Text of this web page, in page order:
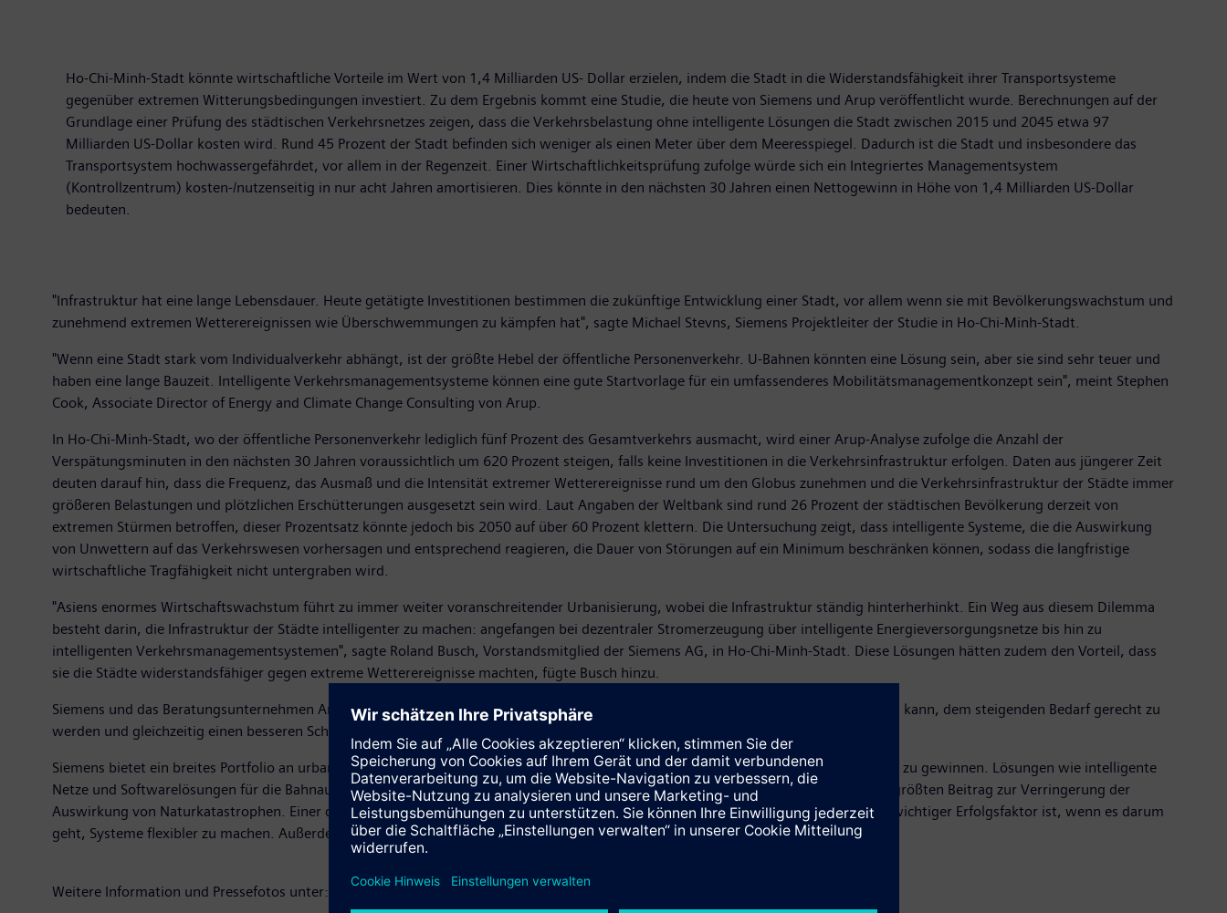
Ho-Chi-Minh-Stadt könnte wirtschaftliche Vorteile im Wert von 1,4 Milliarden US- Dollar erzielen, indem die Stadt in die Widerstandsfähigkeit ihrer Transportsysteme
gegenüber extremen Witterungsbedingungen investiert. Zu dem Ergebnis kommt eine Studie, die heute von Siemens und Arup veröffentlicht wurde. Berechnungen auf der
Grundlage einer Prüfung des städtischen Verkehrsnetzes zeigen, dass die Verkehrsbelastung ohne intelligente Lösungen die Stadt zwischen 2015 und 2045 etwa 97
Milliarden US-Dollar kosten wird. Rund 45 Prozent der Stadt befinden sich weniger als einen Meter über dem Meeresspiegel. Dadurch ist die Stadt und insbesondere das
Transportsystem hochwassergefährdet, vor allem in der Regenzeit. Einer Wirtschaftlichkeitsprüfung zufolge würde sich ein Integriertes Managementsystem
(Kontrollzentrum) kosten-/nutzenseitig in nur acht Jahren amortisieren. Dies könnte in den nächsten 30 Jahren einen Nettogewinn in Höhe von 1,4 Milliarden US-Dollar
bedeuten.
"Infrastruktur hat eine lange Lebensdauer. Heute getätigte Investitionen bestimmen die zukünftige Entwicklung einer Stadt, vor allem wenn sie mit Bevölkerungswachstum und
zunehmend extremen Wetterereignissen wie Überschwemmungen zu kämpfen hat", sagte Michael Stevns, Siemens Projektleiter der Studie in Ho-Chi-Minh-Stadt.
"Wenn eine Stadt stark vom Individualverkehr abhängt, ist der größte Hebel der öffentliche Personenverkehr. U-Bahnen könnten eine Lösung sein, aber sie sind sehr teuer und
haben eine lange Bauzeit. Intelligente Verkehrsmanagementsysteme können eine gute Startvorlage für ein umfassenderes Mobilitätsmanagementkonzept sein", meint Stephen
Cook, Associate Director of Energy and Climate Change Consulting von Arup.
In Ho-Chi-Minh-Stadt, wo der öffentliche Personenverkehr lediglich fünf Prozent des Gesamtverkehrs ausmacht, wird einer Arup-Analyse zufolge die Anzahl der
Verspätungsminuten in den nächsten 30 Jahren voraussichtlich um 620 Prozent steigen, falls keine Investitionen in die Verkehrsinfrastruktur erfolgen. Daten aus jüngerer Zeit
deuten darauf hin, dass die Frequenz, das Ausmaß und die Intensität extremer Wetterereignisse rund um den Globus zunehmen und die Verkehrsinfrastruktur der Städte immer
größeren Belastungen und plötzlichen Erschütterungen ausgesetzt sein wird. Laut Angaben der Weltbank sind rund 26 Prozent der städtischen Bevölkerung derzeit von
extremen Stürmen betroffen, dieser Prozentsatz könnte jedoch bis 2050 auf über 60 Prozent klettern. Die Untersuchung zeigt, dass intelligente Systeme, die die Auswirkung
von Unwettern auf das Verkehrswesen vorhersagen und entsprechend reagieren, die Dauer von Störungen auf ein Minimum beschränken können, sodass die langfristige
wirtschaftliche Tragfähigkeit nicht untergraben wird.
"Asiens enormes Wirtschaftswachstum führt zu immer weiter voranschreitender Urbanisierung, wobei die Infrastruktur ständig hinterherhinkt. Ein Weg aus diesem Dilemma
besteht darin, die Infrastruktur der Städte intelligenter zu machen: angefangen bei dezentraler Stromerzeugung über intelligente Energieversorgungsnetze bis hin zu
intelligenten Verkehrsmanagementsystemen", sagte Roland Busch, Vorstandsmitglied der Siemens AG, in Ho-Chi-Minh-Stadt. Diese Lösungen hätten zudem den Vorteil, dass
sie die Städte widerstandsfähiger gegen extreme Wetterereignisse machten, fügte Busch hinzu.
Siemens und das Beratungsunternehmen Arup wollten mit der Studie zeigen, wie intelligente Infrastruktur Städte dabei unterstützen kann, dem steigenden Bedarf gerecht zu
werden und gleichzeitig einen besseren Schutz ihrer Verkehrsnetze vor extremen Wetterereignissen zu bieten.
Siemens bietet ein breites Portfolio an urbanen Infrastrukturlösungen, die Städte dabei unterstützen, an Stabilität und Nachhaltigkeit zu gewinnen. Lösungen wie intelligente
Netze und Softwarelösungen für die Bahnautomatisierung, Verkehrs-, Evakuierungs- und Gebäudemanagementsysteme leisten den größten Beitrag zur Verringerung der
Auswirkung von Naturkatastrophen. Einer der Hauptgründe dafür ist, dass die intelligente Automatisierung von Infrastrukturen ein wichtiger Erfolgsfaktor ist, wenn es darum
geht, Systeme flexibler zu machen. Außerdem lassen sie sich auf diese Weise einfacher kontrollieren und koordinieren.
Weitere Information und Pressefotos unter: www.siemens.com/presse/vietnam